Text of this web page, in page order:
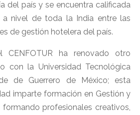
del país y se encuentra calificada
nivel de toda la India entre las
de gestión hotelera del país.
CENFOTUR ha renovado otro
con la Universidad Tecnológica
de Guerrero de México; esta
imparte formación en Gestión y
formando profesionales creativos,